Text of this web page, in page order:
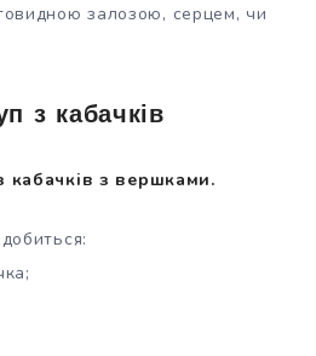
залозою, серцем, чи
з кабачків
кабачків з вершками.